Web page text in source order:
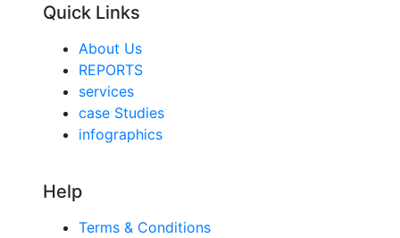
Quick Links
About Us
REPORTS
services
case Studies
infographics
Help
Terms & Conditions